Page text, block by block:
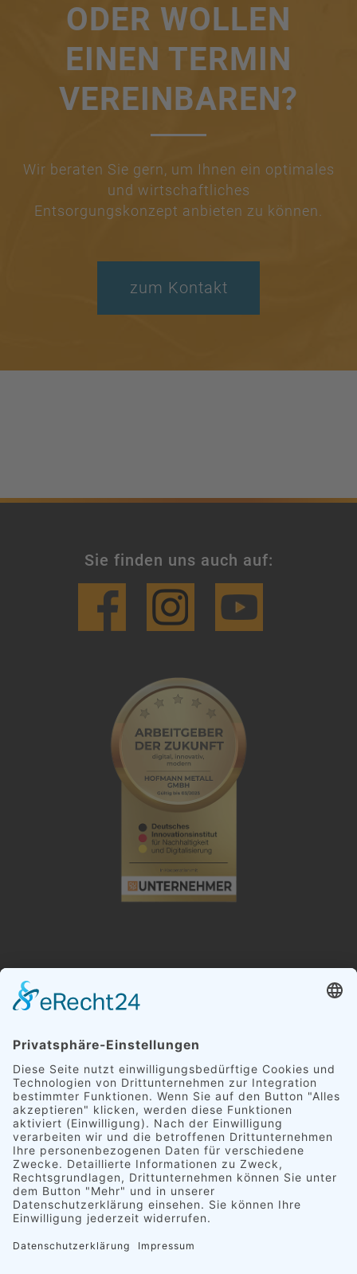
ODER WOLLEN
EINEN TERMIN
VEREINBAREN?
Wir beraten Sie gern, um Ihnen ein optimales
und wirtschaftliches
Entsorgungskonzept anbieten zu können.
zum Kontakt
Sie finden uns auch auf:
Downloadbereich